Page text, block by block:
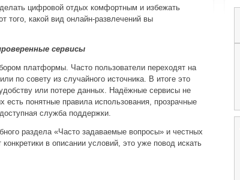
цифровой отдых комфортным и избежать
того, какой вид онлайн-развлечений вы
сервисы
платформы. Часто пользователи переходят на
по совету из случайного источника. В итоге это
или потере данных. Надёжные сервисы не
понятные правила использования, прозрачные
служба поддержки.
раздела «Часто задаваемые вопросы» и честных
в описании условий, это уже повод искать